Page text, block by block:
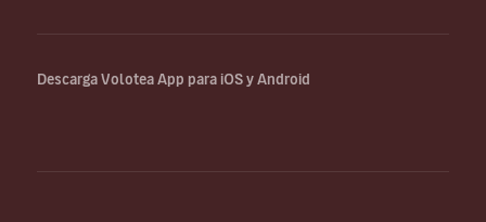
Descarga Volotea App para iOS y Android